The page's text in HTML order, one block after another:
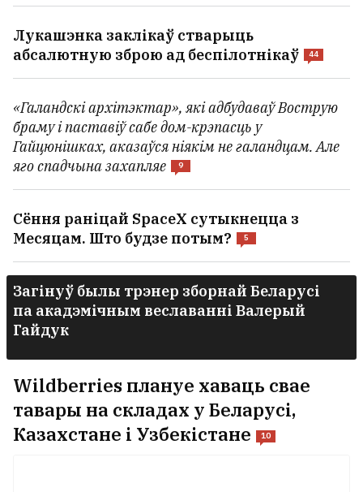
Лукашэнка заклікаў стварыць
абсалютную зброю ад беспілотнікаў
44
«Галандскі архітэктар», які адбудаваў Вострую
браму і паставіў сабе дом-крэпасць у
Гайцюнішках, аказаўся ніякім не галандцам. Але
яго спадчына захапляе
9
Сёння раніцай SpaceX сутыкнецца з
Месяцам. Што будзе потым?
5
Загінуў былы трэнер зборнай Беларусі
па акадэмічным веславанні Валерый
Гайдук
Wildberries плануе хаваць свае
тавары на складах у Беларусі,
Казахстане і Узбекістане
10